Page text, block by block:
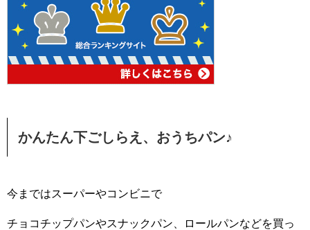
かんたん下ごしらえ、おうちパン♪
今まではスーパーやコンビニで
チョコチップパンやスナックパン、ロールパンなどを買っ